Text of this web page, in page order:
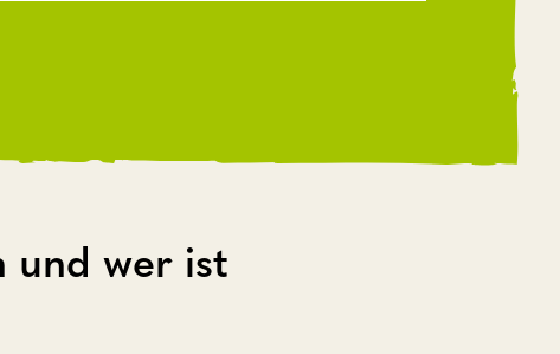
und wer ist